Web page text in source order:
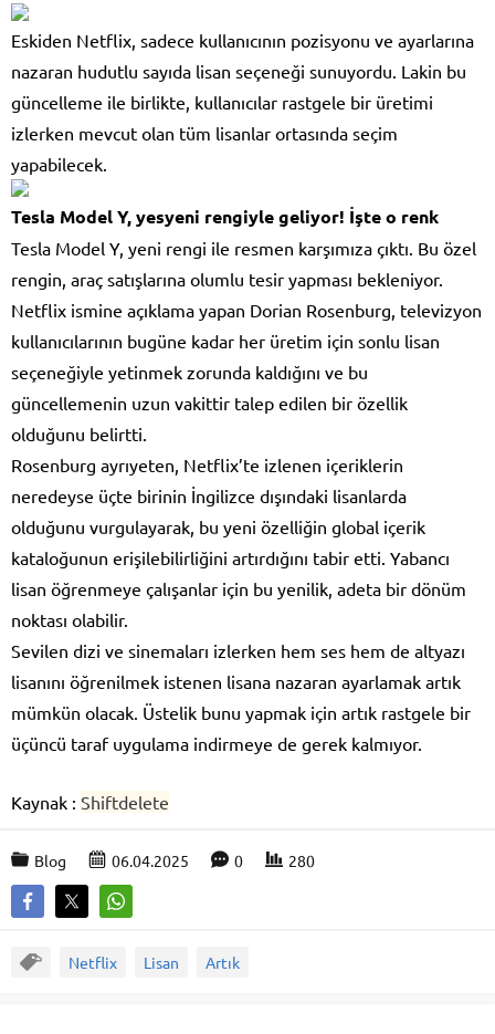
Eskiden Netflix, sadece kullanıcının pozisyonu ve ayarlarına
nazaran hudutlu sayıda lisan seçeneği sunuyordu. Lakin bu
güncelleme ile birlikte, kullanıcılar rastgele bir üretimi
izlerken mevcut olan tüm lisanlar ortasında seçim
yapabilecek.
Tesla Model Y, yesyeni rengiyle geliyor! İşte o renk
Tesla Model Y, yeni rengi ile resmen karşımıza çıktı. Bu özel
rengin, araç satışlarına olumlu tesir yapması bekleniyor.
Netflix ismine açıklama yapan Dorian Rosenburg, televizyon
kullanıcılarının bugüne kadar her üretim için sonlu lisan
seçeneğiyle yetinmek zorunda kaldığını ve bu
güncellemenin uzun vakittir talep edilen bir özellik
olduğunu belirtti.
Rosenburg ayrıyeten, Netflix’te izlenen içeriklerin
neredeyse üçte birinin İngilizce dışındaki lisanlarda
olduğunu vurgulayarak, bu yeni özelliğin global içerik
kataloğunun erişilebilirliğini artırdığını tabir etti. Yabancı
lisan öğrenmeye çalışanlar için bu yenilik, adeta bir dönüm
noktası olabilir.
Sevilen dizi ve sinemaları izlerken hem ses hem de altyazı
lisanını öğrenilmek istenen lisana nazaran ayarlamak artık
mümkün olacak. Üstelik bunu yapmak için artık rastgele bir
üçüncü taraf uygulama indirmeye de gerek kalmıyor.
Kaynak : Shiftdelete
Blog 06.04.2025 0 280
Netflix Lisan Artık